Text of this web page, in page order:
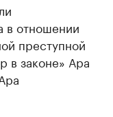
в отношении
преступной
в законе» Ара